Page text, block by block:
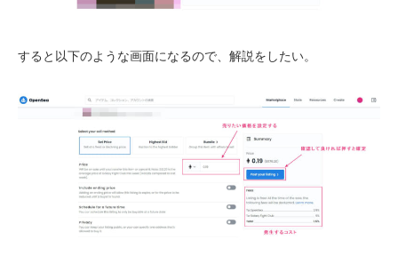
すると以下のような画面になるので、解説をしたい。